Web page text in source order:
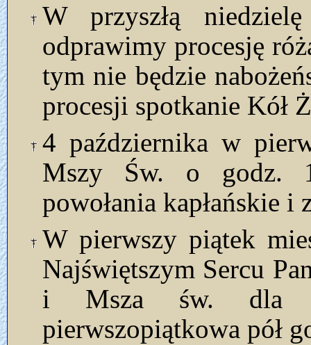
W przyszłą
odprawimy procesję
tym nie będzie
procesji spotkanie Kół
4 października w
Mszy Św. o godz.
powołania kapłańskie i
W pierwszy piątek
Najświętszym Sercu
i Msza św. dla
pierwszopiątkowa pół